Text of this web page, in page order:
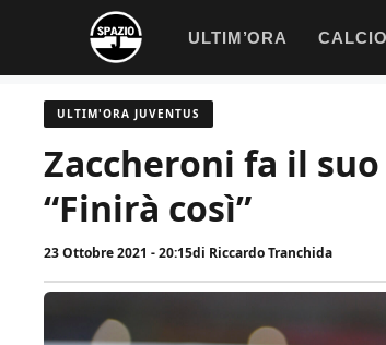
contenuto
ULTIM’ORA
ULTIM'ORA JUVENTUS
Zaccheroni fa il
“Finirà così”
23 Ottobre 2021 - 20:15di Riccardo Tranchida